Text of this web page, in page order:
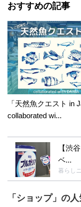
おすすめの記事
「天然魚クエスト in
collaborated wi...
【渋
ベ...
暮らし
「ショップ」の